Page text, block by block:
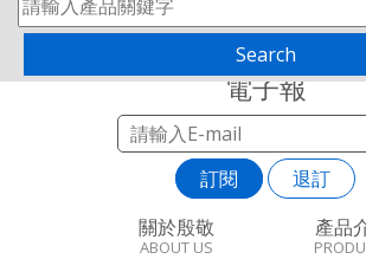
Search
關於殷敬
ABOUT US
產品
電子報
訂閱 退訂